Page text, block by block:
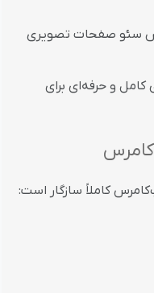
سئو صفحات تصویری
و حرفه‌ای برای
کاملاً سازگار است: